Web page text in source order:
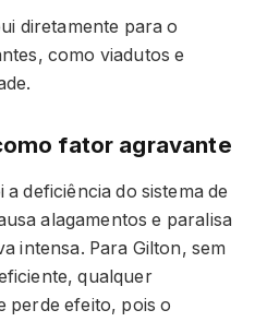
diretamente para o
como viadutos e
fator agravante
deficiência do sistema de
alagamentos e paralisa
intensa. Para Gilton, sem
qualquer
perde efeito, pois o